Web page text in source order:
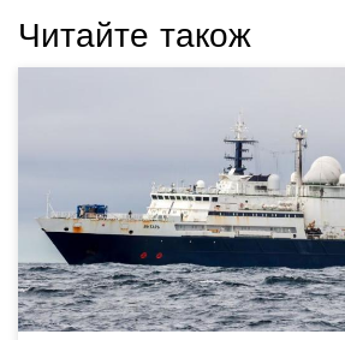
Читайте також